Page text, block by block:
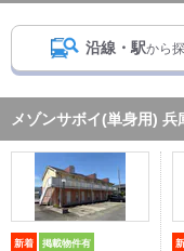
沿線・駅から
メゾンサボイ(単身用)
新着 掲載物件有